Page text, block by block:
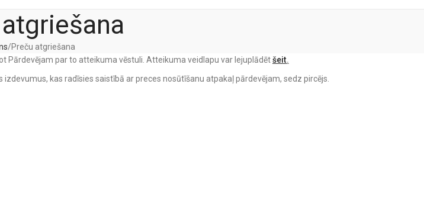
Preču atgriešana
Pārdevējam par to atteikuma vēstuli. Atteikuma veidlapu var lejuplādētšeit.
kas radīsies saistībā ar preces nosūtīšanu atpakaļ pārdevējam, sedz pircējs.